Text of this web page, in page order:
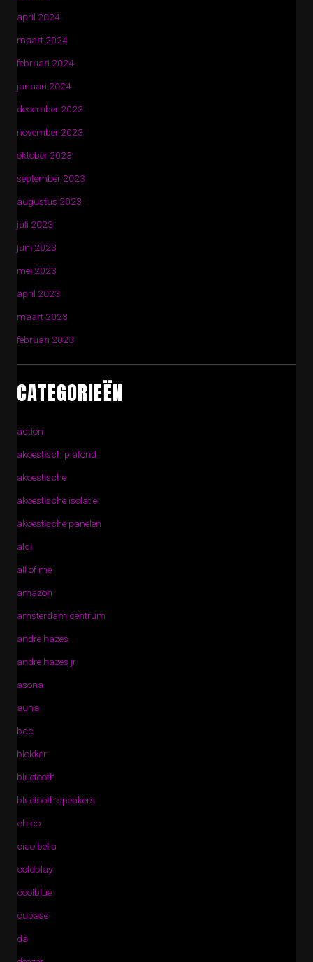
april 2024
maart 2024
februari 2024
januari 2024
december 2023
november 2023
oktober 2023
september 2023
augustus 2023
juli 2023
juni 2023
mei 2023
april 2023
maart 2023
februari 2023
CATEGORIEËN
action
akoestisch plafond
akoestische
akoestische isolatie
akoestische panelen
aldi
all of me
amazon
amsterdam centrum
andre hazes
andre hazes jr
asona
auna
bcc
blokker
bluetooth
bluetooth speakers
chico
ciao bella
coldplay
coolblue
cubase
da